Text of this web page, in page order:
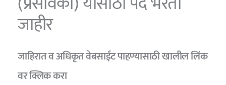
जाहीर
जाहिरात व अधिकृत वेबसाईट पाहण्यासाठी खालील लिंक
वर क्लिक करा